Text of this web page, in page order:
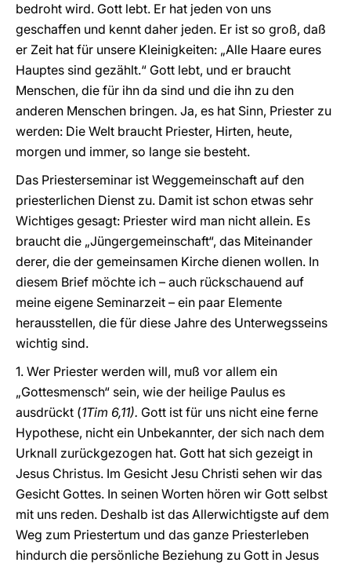
bedroht wird. Gott lebt. Er hat jeden von uns
geschaffen und kennt daher jeden. Er ist so groß, daß
er Zeit hat für unsere Kleinigkeiten: „Alle Haare eures
Hauptes sind gezählt.“ Gott lebt, und er braucht
Menschen, die für ihn da sind und die ihn zu den
anderen Menschen bringen. Ja, es hat Sinn, Priester zu
werden: Die Welt braucht Priester, Hirten, heute,
morgen und immer, so lange sie besteht.
Das Priesterseminar ist Weggemeinschaft auf den
priesterlichen Dienst zu. Damit ist schon etwas sehr
Wichtiges gesagt: Priester wird man nicht allein. Es
braucht die „Jüngergemeinschaft“, das Miteinander
derer, die der gemeinsamen Kirche dienen wollen. In
diesem Brief möchte ich – auch rückschauend auf
meine eigene Seminarzeit – ein paar Elemente
herausstellen, die für diese Jahre des Unterwegsseins
wichtig sind.
1. Wer Priester werden will, muß vor allem ein
„Gottesmensch“ sein, wie der heilige Paulus es
ausdrückt (1Tim 6,11). Gott ist für uns nicht eine ferne
Hypothese, nicht ein Unbekannter, der sich nach dem
Urknall zurückgezogen hat. Gott hat sich gezeigt in
Jesus Christus. Im Gesicht Jesu Christi sehen wir das
Gesicht Gottes. In seinen Worten hören wir Gott selbst
mit uns reden. Deshalb ist das Allerwichtigste auf dem
Weg zum Priestertum und das ganze Priesterleben
hindurch die persönliche Beziehung zu Gott in Jesus